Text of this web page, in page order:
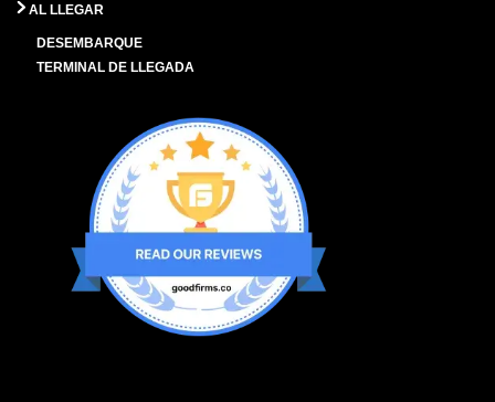
AL LLEGAR
DESEMBARQUE
TERMINAL DE LLEGADA